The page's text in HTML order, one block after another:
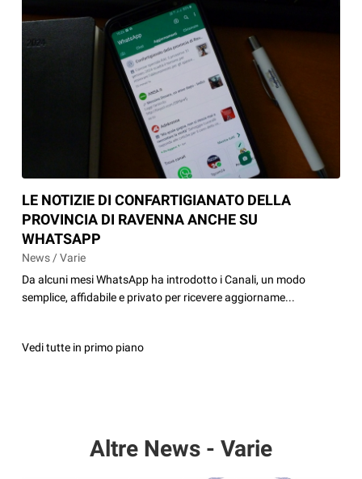
LE NOTIZIE DI CONFARTIGIANATO DELLA
PROVINCIA DI RAVENNA ANCHE SU
WHATSAPP
News / Varie
Da alcuni mesi WhatsApp ha introdotto i Canali, un modo
semplice, affidabile e privato per ricevere aggiorname...
Vedi tutte in primo piano
Altre News - Varie